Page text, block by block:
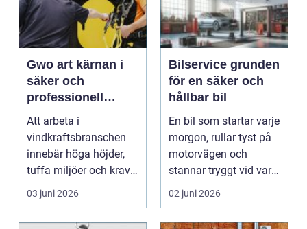
Gwo art kärnan i
säker och
professionell
vindkraft
Att arbeta i
vindkraftsbranschen
innebär höga höjder,
tuffa miljöer och krav
på snabba beslut när
nå...
03 juni 2026
Bilservice grunden
för en säker och
hållbar bil
En bil som startar varje
morgon, rullar tyst på
motorvägen och
stannar tryggt vid varje
rödljus är i...
02 juni 2026